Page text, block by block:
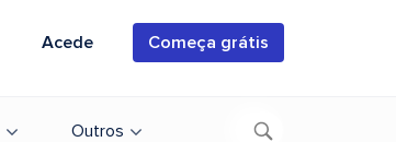
Acede Começa grátis
Outros